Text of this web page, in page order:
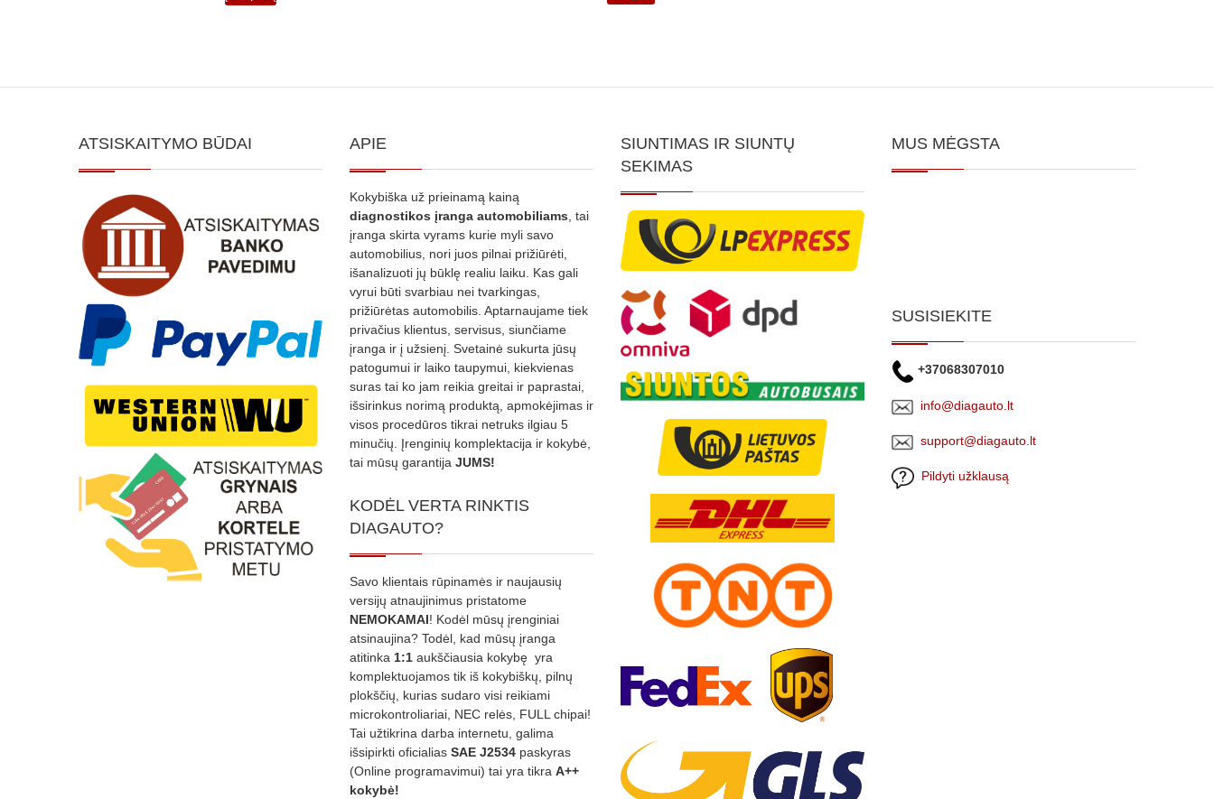
ATSISKAITYMO BŪDAI APIE
Kokybiška už prieinamą kainą
diagnostikos įranga automobiliams , tai
įranga skirta vyrams kurie myli savo
automobilius, nori juos pilnai prižiūrėti,
išanalizuoti jų būklę realiu laiku. Kas gali
vyrui būti svarbiau nei tvarkingas,
prižiūrėtas automobilis. Aptarnaujame tiek
privačius klientus, servisus, siunčiame
įranga ir į užsienį. Svetainė sukurta jūsų
patogumui ir laiko taupymui, kiekvienas
suras tai ko jam reikia greitai ir paprastai,
išsirinkus norimą produktą, apmokėjimas ir
visos procedūros tikrai netruks ilgiau 5
minučių. Įrenginių komplektacija ir kokybė,
tai mūsų garantija JUMS!
KODĖL VERTA RINKTIS
DIAGAUTO?
Savo klientais rūpinamės ir naujausių
versijų atnaujinimus pristatome
NEMOKAMAI! Kodėl mūsų įrenginiai
atsinaujina? Todėl, kad mūsų įranga
atitinka 1:1 aukščiausia kokybę yra
komplektuojamos tik iš kokybiškų, pilnų
plokščių, kurias sudaro visi reikiami
microkontroliariai, NEC relės, FULL chipai!
Tai užtikrina darba internetu, galima
išsipirkti oficialias SAE J2534 paskyras
(Online programavimui) tai yra tikra A++
kokybė!
SIUNTIMAS IR SIUNTŲ
SEKIMAS
MUS MĖGSTA
SUSISIEKITE
+37068307010
info@diagauto.lt
support@diagauto.lt
Pildyti užklausą